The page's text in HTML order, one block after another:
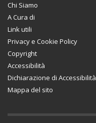
Chi Siamo
A Cura di
Link utili
Privacy e Cookie Policy
Copyright
Accessibilità
Dichiarazione di Accessibilità
Mappa del sito